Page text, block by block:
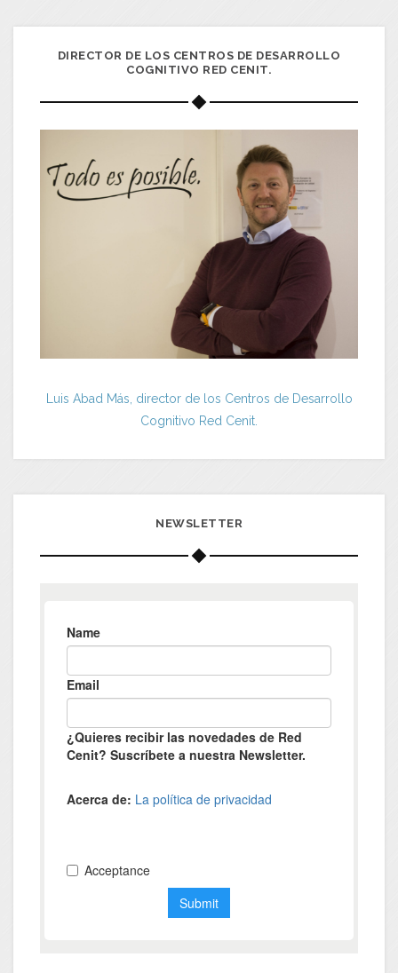
DIRECTOR DE LOS CENTROS DE DESARROLLO
COGNITIVO RED CENIT.
Luis Abad Más, director de los Centros de Desarrollo
Cognitivo Red Cenit.
NEWSLETTER